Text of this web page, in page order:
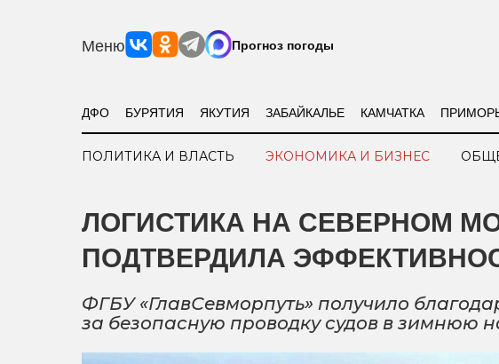
Меню Прогноз погоды
ДФО БУРЯТИЯ ЯКУТИЯ ЗАБАЙКАЛЬЕ КАМЧАТКА
ПОЛИТИКА И ВЛАСТЬ ЭКОНОМИКА И БИЗНЕС
ЛОГИСТИКА НА СЕВЕРНОМ
ПОДТВЕРДИЛА
ФГБУ «ГлавСевморпуть» получило
за безопасную проводку судов в зимнюю